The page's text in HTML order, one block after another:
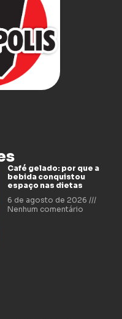
Café gelado: por que a
bebida conquistou
espaço nas dietas
6 de agosto de 2026
Nenhum comentário